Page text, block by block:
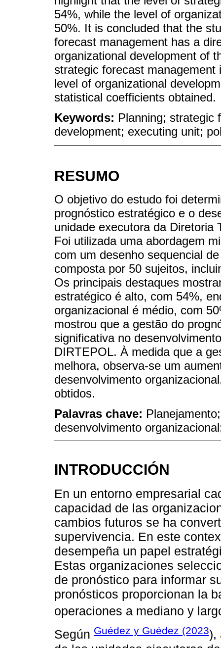
54%, while the level of
50%. It is concluded that the
forecast management has a
organizational development of
strategic forecast
level of organizational
statistical coefficients obtained.
Keywords: Planning; strategic
development; executing unit;
RESUMO
O objetivo do estudo foi
prognóstico estratégico e o
unidade executora da Diretoria
Foi utilizada uma abordagem
com um desenho sequencial
composta por 50 sujeitos,
Os principais destaques
estratégico é alto, com 54%,
organizacional é médio, com
mostrou que a gestão do
significativa no
DIRTEPOL. À medida que a
melhora, observa-se um
desenvolvimento
obtidos.
Palavras chave:
desenvolvimento
INTRODUCCIÓN
En un entorno empresarial
capacidad de las
cambios futuros se ha
supervivencia. En este
desempeña un papel
Estas organizaciones
de pronóstico para informar
pronósticos proporcionan la
operaciones a mediano y
Según Guédez y Guédez (2023),